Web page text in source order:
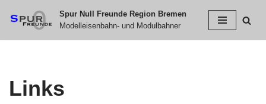
Spur Null Freunde Region Bremen
Modelleisenbahn- und Modulbahner
Links